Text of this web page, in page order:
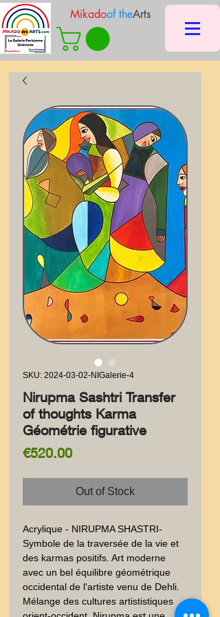
Mikadoof theArts
SKU: 2024-03-02-NIGalerie-4
Nirupma Sashtri Transfer
of thoughts Karma
Géométrie figurative
€520.00Price
Out of Stock
Acrylique - NIRUPMA SHASTRI-
Symbole de la traversée de la vie et
des karmas positifs. Art moderne
avec un bel équilibre géométrique
occidental de l'artiste venu de Dehli.
Mélange des cultures artististiques